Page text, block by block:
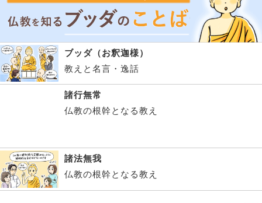
ブッダ（お釈迦様）
教えと名言・逸話
諸行無常
仏教の根幹となる教え
仏教の根幹となる教え